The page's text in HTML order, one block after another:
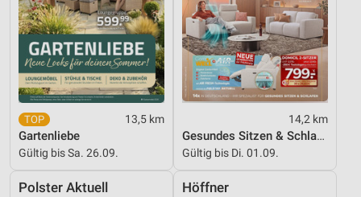
13,5 km
Gartenliebe
Gültig bis Sa. 26.09.
14,2 km
Gesundes Sitzen & Schlafen
Gültig bis Di. 01.09.
Polster Aktuell Höffner